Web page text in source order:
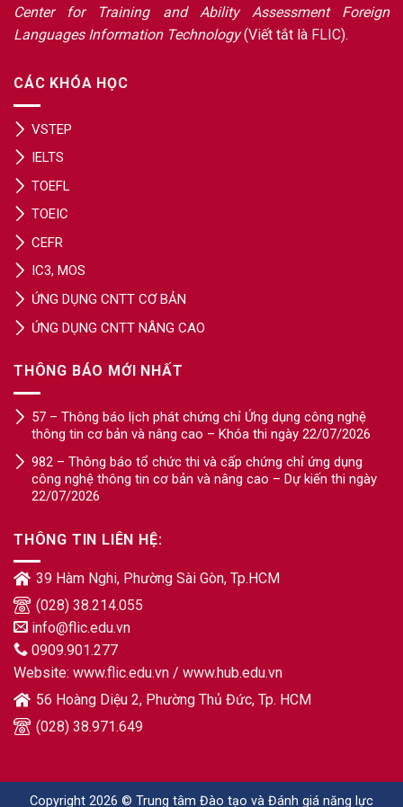
Center for Training and Ability Assessment Foreign
Languages Information Technology(Viết tắt là FLIC).
CÁC KHÓA HỌC
VSTEP
ỨNG DỤNG CNTT CƠ BẢN
ỨNG DỤNG CNTT NÂNG CAO
IC3, MOS
IELTS
TOEFL
TOEIC
CEFR
THÔNG BÁO MỚI NHẤT
57 – Thông báo lịch phát chứng chỉ Ứng dụng công nghệ
thông tin cơ bản và nâng cao – Khóa thi ngày 22/07/2026
982 – Thông báo tổ chức thi và cấp chứng chỉ ứng dụng
công nghệ thông tin cơ bản và nâng cao – Dự kiến thi ngày
22/07/2026
THÔNG TIN LIÊN HỆ:
39 Hàm Nghi, Phường Sài Gòn, Tp.HCM
(028) 38.214.055
info@flic.edu.vn
0909.901.277
Website: www.flic.edu.vn / www.hub.edu.vn
56 Hoàng Diệu 2, Phường Thủ Đức, Tp. HCM
(028) 38.971.649
Copyright 2026 © Trung tâm Đào tạo và Đánh giá năng lực